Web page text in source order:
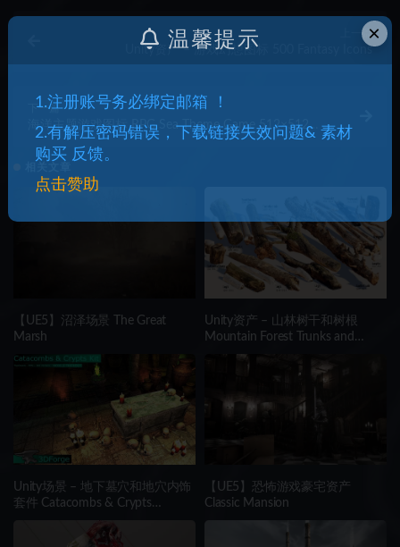
上一篇
Unity资产 – 游戏幻想图标 500 Fantasy Icons
下一篇
海洋主题游戏图标 RPG Sea Theme Game 512×512
Icons
【UE5】沼泽场景 The Great
Marsh
Unity资产 – 山林树干和树根
Mountain Forest Trunks and
Unity场景 – 地下墓穴和地穴内饰
套件 Catacombs & Crypts
【UE5】恐怖游戏豪宅资产
Classic Mansion
×
温馨提示
1.注册账号务必绑定邮箱 ！
2.有解压密码错误，下载链接失效问题& 素材
购买 反馈。
点击赞助